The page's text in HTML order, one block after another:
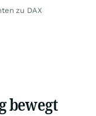
zu DAX
bewegt